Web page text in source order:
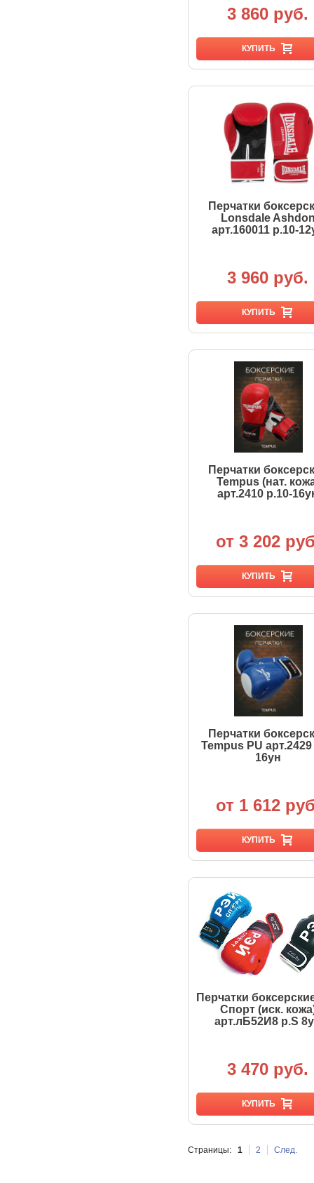
3 860 руб.
КУПИТЬ
Перчатки
Lonsdale
арт.160011 р.10-
3 960 руб.
КУПИТЬ
Перчатки
Tempus (нат.
арт.2410 р.10-
от 3 202
КУПИТЬ
Перчатки
Tempus PU арт.2429
16ун
от 1 612
КУПИТЬ
Перчатки
Спорт (иск.
арт.лБ52И8 р.S
3 470 руб.
КУПИТЬ
Страницы: 1 2 След.